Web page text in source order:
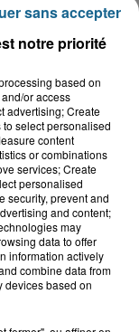
à Bray-
va
par du lourd
de 15 ans
de trottinette
notre priorité
based on
or access
advertising; Create
select personalised
content
or combinations
services; Create
personalised
security, prevent and
and content;
may
data to offer
information actively
combine data from
devices based on
sans accepter